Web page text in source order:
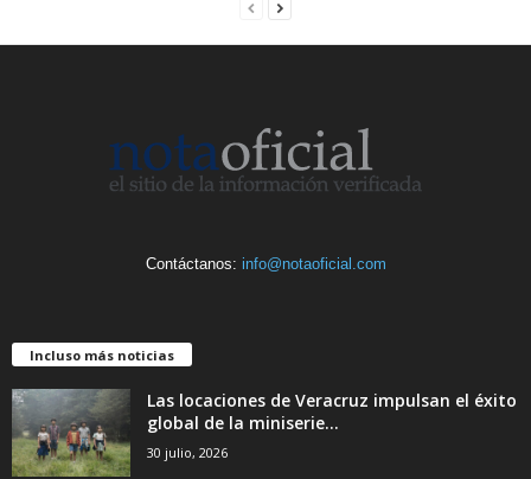
Contáctanos: info@notaoficial.com
Incluso más noticias
Las locaciones de Veracruz impulsan el éxito
global de la miniserie...
30 julio, 2026